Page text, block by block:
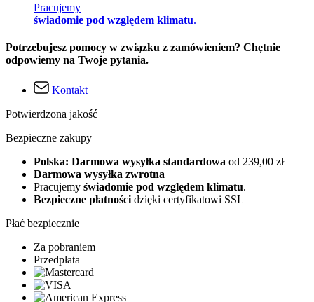
Pracujemy
świadomie pod względem klimatu.
Potrzebujesz pomocy w związku z zamówieniem? Chętnie
odpowiemy na Twoje pytania.
Kontakt
Potwierdzona jakość
Bezpieczne zakupy
Polska: Darmowa wysyłka standardowa od 239,00 zł
Darmowa wysyłka zwrotna
Pracujemy świadomie pod względem klimatu.
Bezpieczne płatności dzięki certyfikatowi SSL
Płać bezpiecznie
Za pobraniem
Przedpłata